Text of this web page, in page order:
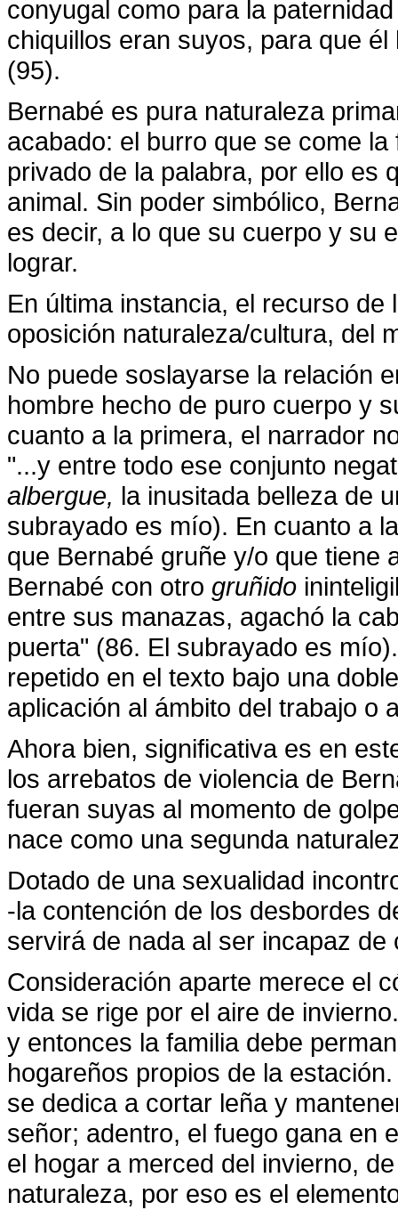
conyugal como para la
chiquillos eran suyos, para que
(95).
Bernabé es pura naturaleza
acabado: el burro que se come
privado de la palabra, por ello es
animal. Sin poder simbólico,
es decir, a lo que su cuerpo y su
lograr.
En última instancia, el recurso
oposición naturaleza/cultura, del
No puede soslayarse la relación
hombre hecho de puro cuerpo y
cuanto a la primera, el narrador
"...y entre todo ese conjunto
albergue, la inusitada belleza de
subrayado es mío). En cuanto a
que Bernabé gruñe y/o que tiene
Bernabé con otro gruñido
entre sus manazas, agachó la
puerta" (86. El subrayado es
repetido en el texto bajo una
aplicación al ámbito del trabajo o
Ahora bien, significativa es en
los arrebatos de violencia de
fueran suyas al momento de
nace como una segunda
Dotado de una sexualidad
-la contención de los desbordes
servirá de nada al ser incapaz
Consideración aparte merece el
vida se rige por el aire de
y entonces la familia debe
hogareños propios de la
se dedica a cortar leña y
señor; adentro, el fuego gana en
el hogar a merced del invierno,
naturaleza, por eso es el